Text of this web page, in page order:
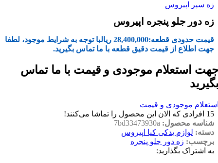
زه سپر اپیروس
زه دور جلو پنجره اپیروس
قیمت حدودی قطعه:28,400,000 ریالبا توجه به شرایط موجود، لطفا
جهت اطلاع از قیمت دقیق قطعه با ما تماس بگیرید.
استعلام موجودی و قیمت با ما تماس
موجودی و قیمت
15 افرادی که الان این محصول را تماشا می‌کنند!
شناسه محصول: 7bd33473930a
دسته: لوازم یدکی کیا اپیروس
برچسب: زه دور جلو پنجره
به اشتراک بگذارید: